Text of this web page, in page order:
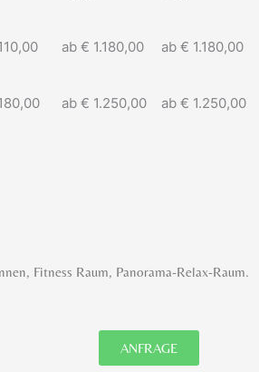
ab € 1.180,00 ab € 1.180,00
ab € 1.250,00 ab € 1.250,00
Fitness Raum, Panorama-Relax-Raum.
ANFRAGE